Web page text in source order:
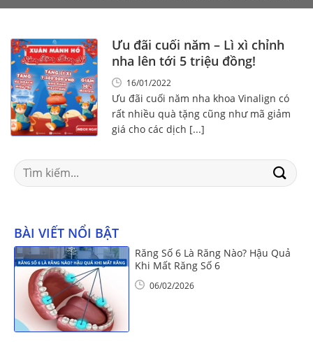
Ưu đãi cuối năm – Lì xì chỉnh
nha lên tới 5 triệu đồng!
16/01/2022
Ưu đãi cuối năm nha khoa Vinalign có
rất nhiều quà tặng cũng như mã giảm
giá cho các dịch [...]
Search
for:
BÀI VIẾT NỔI BẬT
Răng Số 6 Là Răng Nào? Hậu Quả
Khi Mất Răng Số 6
06/02/2026